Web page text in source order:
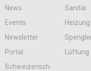
News
Sanitär
Events
Heizung
Newsletter
Portal
Lüftung
Schweizerisch-